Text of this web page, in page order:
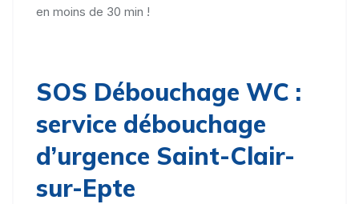
en moins de 30 min !
SOS Débouchage WC :
service débouchage
d’urgence Saint-Clair-
sur-Epte